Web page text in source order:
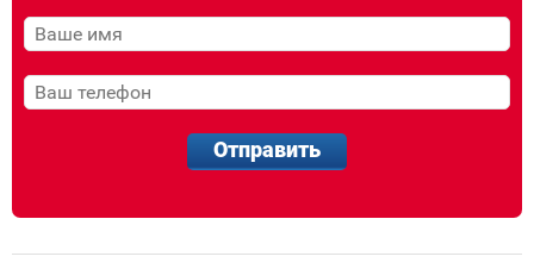
Отправить